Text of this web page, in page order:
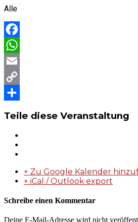
Alle
Facebook
WhatsApp
Email
Copy
Teile diese Veranstaltung
+ Zu Google Kalender
+ iCal / Outlook export
Schreibe einen Kommentar
Deine E-Mail-Adresse wird nicht